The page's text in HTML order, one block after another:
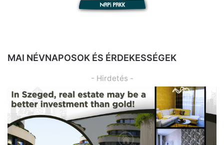
MAI NÉVNAPOSOK ÉS ÉRDEKESSÉGEK
- Hirdetés -